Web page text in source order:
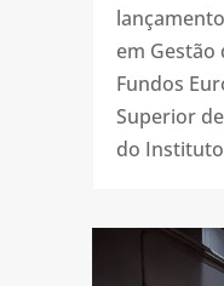
em Gestão
Fundos
Superior
do